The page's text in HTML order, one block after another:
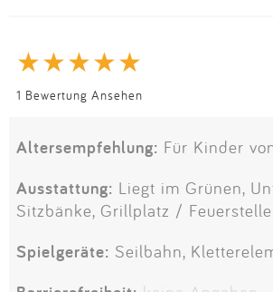
1 Bewertung Ansehen
Altersempfehlung: Für Kinder
Ausstattung: Liegt im Grünen,
Sitzbänke, Grillplatz / Feuerstelle
Spielgeräte: Seilbahn,